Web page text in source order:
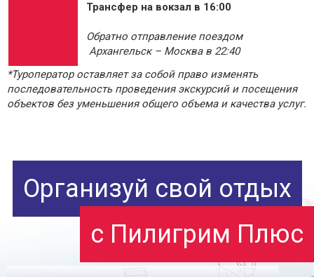
Трансфер на вокзал в 16:00
Обратно отправление поездом
Архангельск – Москва в 22:40
*Туроператор оставляет за собой право изменять
последовательность проведения экскурсий и посещения
объектов без уменьшения общего объема и качества услуг.
Организуй свой отдых
с Пилигрим Плюс